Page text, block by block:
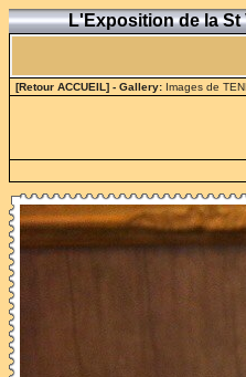
L'Exposition de la
[Retour ACCUEIL] - Gallery: Images de